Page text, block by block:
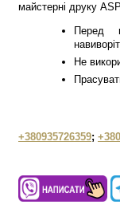
майстерні друку
Перед
навиворіт
Не
+380935726359;